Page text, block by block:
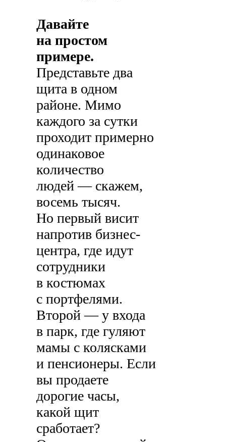
Давайте
на простом
примере.
Представьте два
щита в одном
районе. Мимо
каждого за сутки
проходит примерно
одинаковое
количество
людей — скажем,
восемь тысяч.
Но первый висит
напротив бизнес-
центра, где идут
сотрудники
в костюмах
с портфелями.
Второй — у входа
в парк, где гуляют
мамы с колясками
и пенсионеры. Если
вы продаете
дорогие часы,
какой щит
сработает?